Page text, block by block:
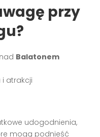
przy
Balatonem
i atrakcji
udogodnienia,
mogą podnieść